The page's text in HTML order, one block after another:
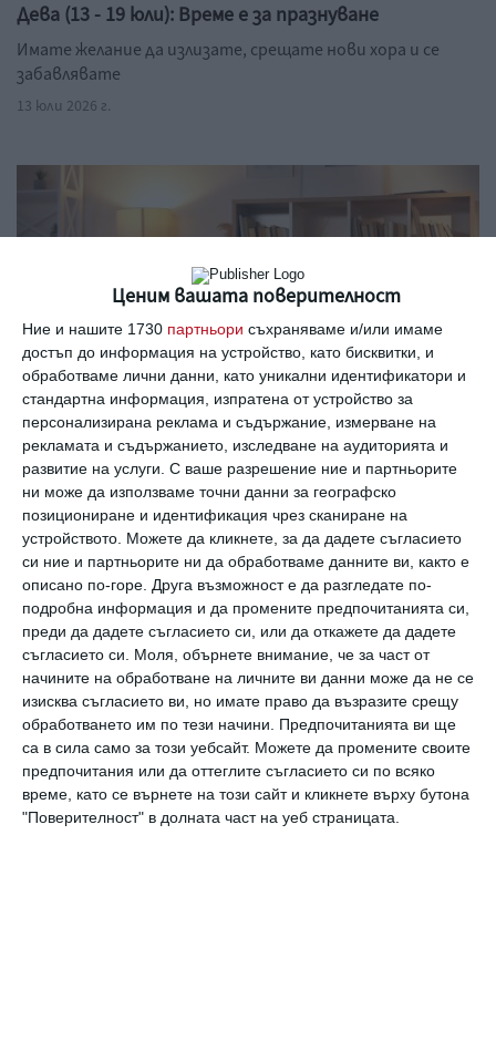
Ценим вашата поверителност
Ние и нашите 1730 партньори съхраняваме и/или имаме
достъп до информация на устройство, като бисквитки, и
обработваме лични данни, като уникални идентификатори и
стандартна информация, изпратена от устройство за
персонализирана реклама и съдържание, измерване на
рекламата и съдържанието, изследване на аудиторията и
развитие на услуги. С ваше разрешение ние и партньорите
ни може да използваме точни данни за географско
позициониране и идентификация чрез сканиране на
устройството. Можете да кликнете, за да дадете съгласието
си ние и партньорите ни да обработваме данните ви, както е
описано по-горе. Друга възможност е да разгледате по-
подробна информация и да промените предпочитанията си,
преди да дадете съгласието си, или да откажете да дадете
съгласието си. Моля, обърнете внимание, че за част от
начините на обработване на личните ви данни може да не се
изисква съгласието ви, но имате право да възразите срещу
обработването им по тези начини. Предпочитанията ви ще
са в сила само за този уебсайт. Можете да промените своите
предпочитания или да оттеглите съгласието си по всяко
време, като се върнете на този сайт и кликнете върху бутона
"Поверителност" в долната част на уеб страницата.
Дева (13 - 19 юли): Време е за празнуване
Имате желание да излизате, срещате нови хора и се
забавлявате
13 юли 2026 г.
Дева
Дева (6 - 12 юли): Напрежение през уикенда
Ще се появят проблеми, които е по-добре да загърбите
и оставите в миналото
06 юли 2026 г.